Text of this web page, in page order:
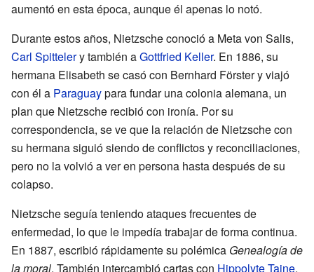
aumentó en esta época, aunque él apenas lo notó.
Durante estos años, Nietzsche conoció a Meta von Salis,
Carl Spittelery también aGottfried Keller. En 1886, su
hermana Elisabeth se casó con Bernhard Förster y viajó
con él a Paraguaypara fundar una colonia alemana, un
plan que Nietzsche recibió con ironía. Por su
correspondencia, se ve que la relación de Nietzsche con
su hermana siguió siendo de conflictos y reconciliaciones,
pero no la volvió a ver en persona hasta después de su
colapso.
Nietzsche seguía teniendo ataques frecuentes de
enfermedad, lo que le impedía trabajar de forma continua.
En 1887, escribió rápidamente su polémica Genealogía de
la moral. También intercambió cartas con Hippolyte Taine,